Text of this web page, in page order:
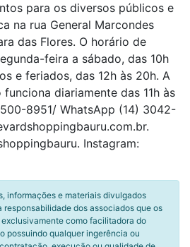
para os diversos públicos e
na rua General Marcondes
das Flores. O horário de
feira a sábado, das 10h
e feriados, das 12h às 20h. A
diariamente das 11h às
8951/ WhatsApp (14) 3042-
Instagram:
informações e materiais divulgados
responsabilidade dos associados que os
como facilitadora do
possuindo qualquer ingerência ou